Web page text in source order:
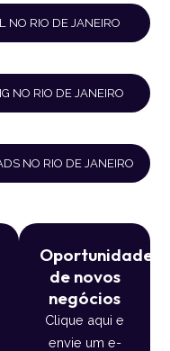
NO RIO DE JANEIRO
NO RIO DE JANEIRO
NO RIO DE JANEIRO
Oportunidade
de novos
negócios
Clique aqui e
envie um e-